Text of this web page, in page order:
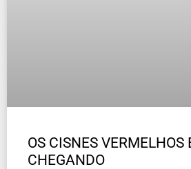
OS CISNES VERMELHOS
CHEGANDO